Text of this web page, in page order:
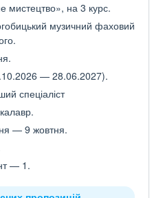
мистецтво», на 3 курс.
музичний фаховий
— 28.06.2027).
спеціаліст
— 9 жовтня.
— 1.